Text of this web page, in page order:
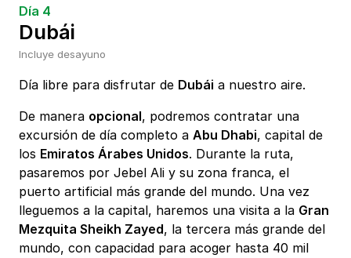
Día 4
Dubái
Incluye desayuno
Día libre para disfrutar de Dubái a nuestro aire.
De manera opcional, podremos contratar una
excursión de día completo a Abu Dhabi, capital de
los Emiratos Árabes Unidos. Durante la ruta,
pasaremos por Jebel Ali y su zona franca, el
puerto artificial más grande del mundo. Una vez
lleguemos a la capital, haremos una visita a la Gran
Mezquita Sheikh Zayed, la tercera más grande del
mundo, con capacidad para acoger hasta 40 mil